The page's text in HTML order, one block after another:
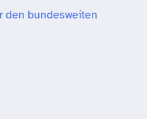
den bundesweiten